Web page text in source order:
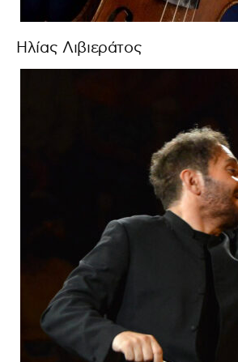
Ηλίας Λιβιεράτος